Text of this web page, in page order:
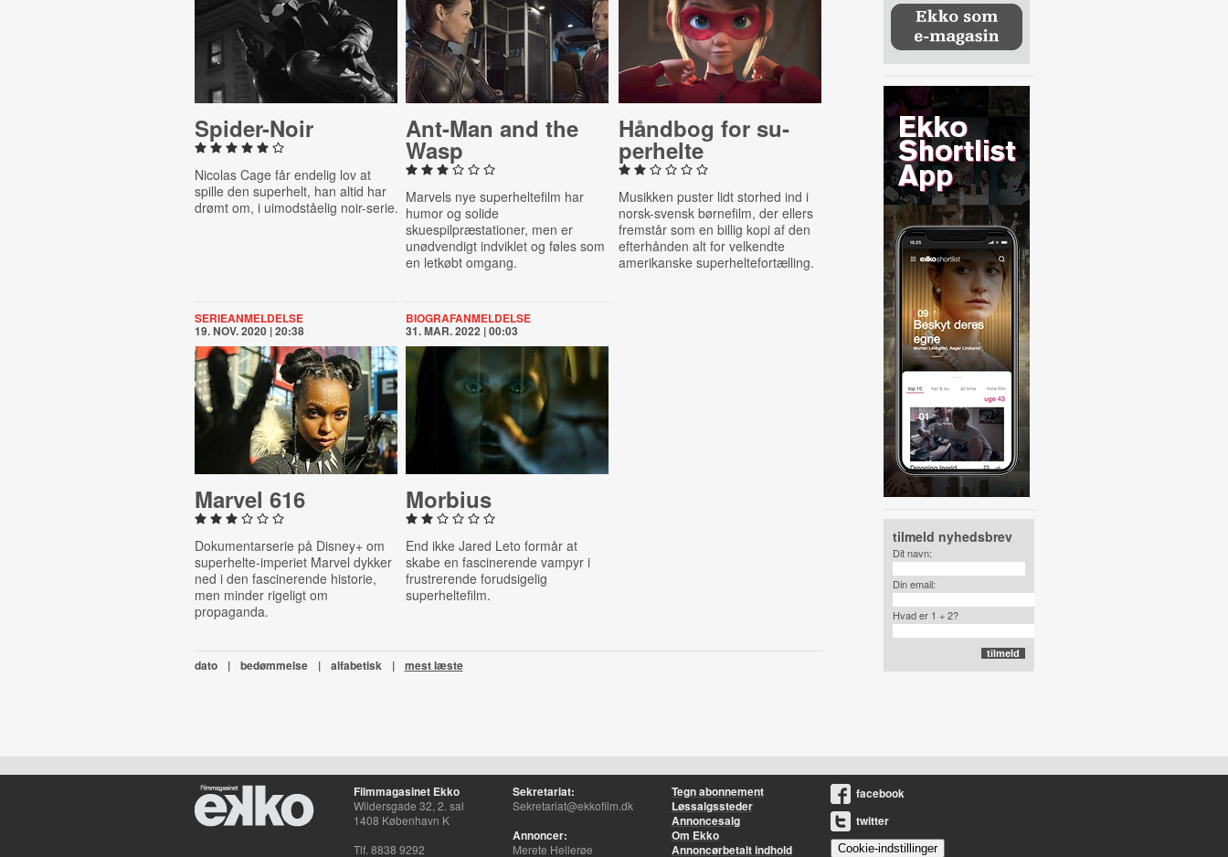
Spi­der-​Noir
Nicolas Cage får endelig lov at
spille den superhelt, han altid har
drømt om, i uimodståelig noir-serie.
Ant-Man and the
Wasp
Marvels nye superheltefilm har
humor og solide
skuespilpræstationer, men er
unødvendigt indviklet og føles som
en letkøbt omgang.
Håndbog for su­
per­hel­te
Musikken puster lidt storhed ind i
norsk-svensk børnefilm, der ellers
fremstår som en billig kopi af den
efterhånden alt for velkendte
amerikanske superheltefortælling.
SERIEANMELDELSE
19. NOV. 2020 | 20:38
Marvel 616
Dokumentarserie på Disney+ om
superhelte-imperiet Marvel dykker
ned i den fascinerende historie,
men minder rigeligt om
propaganda.
BIOGRAFANMELDELSE
31. MAR. 2022 | 00:03
Morbius
End ikke Jared Leto formår at
skabe en fascinerende vampyr i
frustrerende forudsigelig
superheltefilm.
dato | bedømmelse | alfabetisk | mest læste
tilmeld nyhedsbrev
Dit navn:
Din email:
Hvad er 1 + 2?
Filmmagasinet Ekko
Wildersgade 32, 2. sal
1408 København K
Tlf. 8838 9292
Sekretariat:
Sekretariat@ekkofilm.dk
Annoncer:
Merete Hellerøe
Tegn abonnement
Løssalgssteder
Annoncesalg
Om Ekko
Annoncørbetalt indhold
facebook
twitter
Cookie-indstillinger